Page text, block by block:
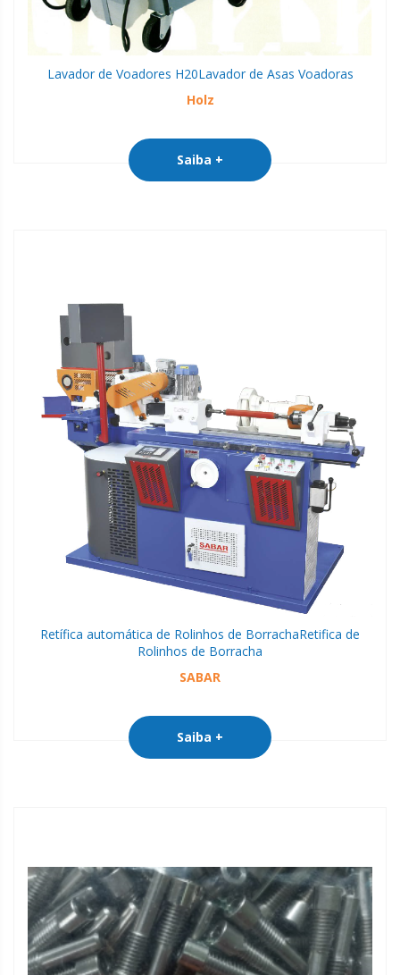
Lavador de Voadores H20Lavador de Asas Voadoras
Holz
Saiba +
Retífica automática de Rolinhos de BorrachaRetifica de
Rolinhos de Borracha
SABAR
Saiba +